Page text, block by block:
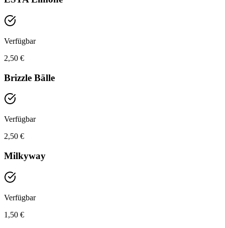
Verfügbar
2,50 €
Brizzle Bälle
Verfügbar
2,50 €
Milkyway
Verfügbar
1,50 €